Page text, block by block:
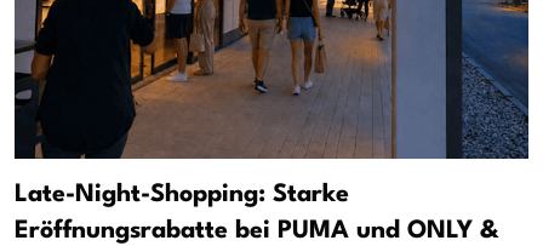
Late-Night-Shopping: Starke
Eröffnungsrabatte bei PUMA und ONLY &